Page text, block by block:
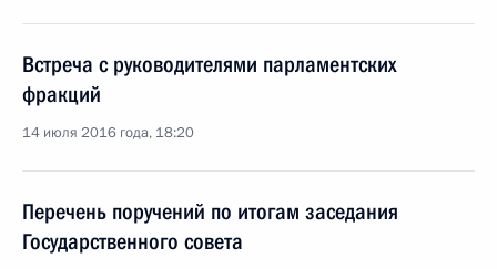
Встреча с руководителями парламентских
фракций
14 июля 2016 года, 18:20
Перечень поручений по итогам заседания
Государственного совета